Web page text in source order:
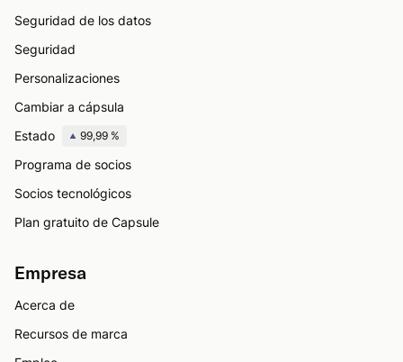
Seguridad de los datos
Seguridad
Personalizaciones
Cambiar a cápsula
Estado
99,99 %
Programa de socios
Socios tecnológicos
Plan gratuito de Capsule
Empresa
Acerca de
Recursos de marca